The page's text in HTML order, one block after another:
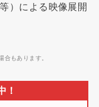
）による映像展開
もあります。